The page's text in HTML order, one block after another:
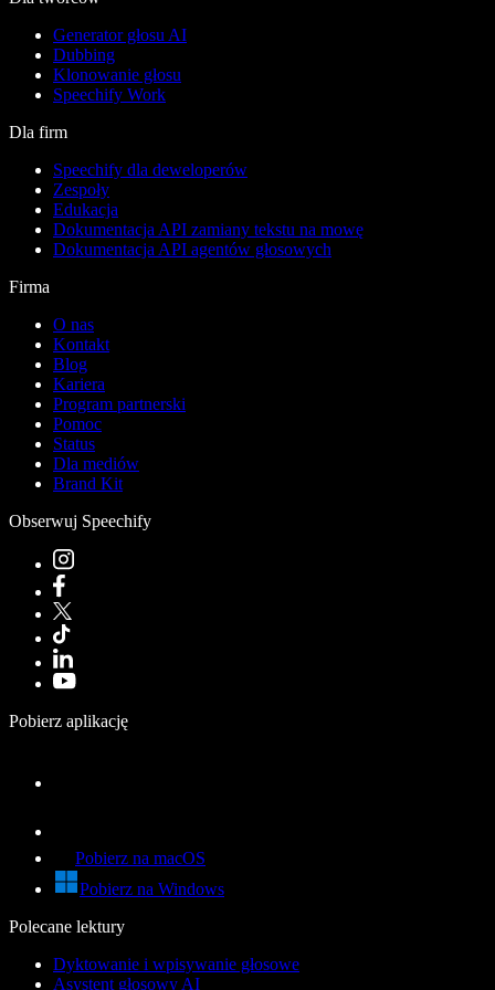
Generator głosu AI
Dubbing
Klonowanie głosu
Speechify Work
Dla firm
Speechify dla deweloperów
Zespoły
Edukacja
Dokumentacja API zamiany tekstu na mowę
Dokumentacja API agentów głosowych
Firma
O nas
Kontakt
Blog
Kariera
Program partnerski
Pomoc
Status
Dla mediów
Brand Kit
Obserwuj Speechify
Pobierz aplikację
Pobierz na macOS
Pobierz na Windows
Polecane lektury
Dyktowanie i wpisywanie głosowe
Asystent głosowy AI